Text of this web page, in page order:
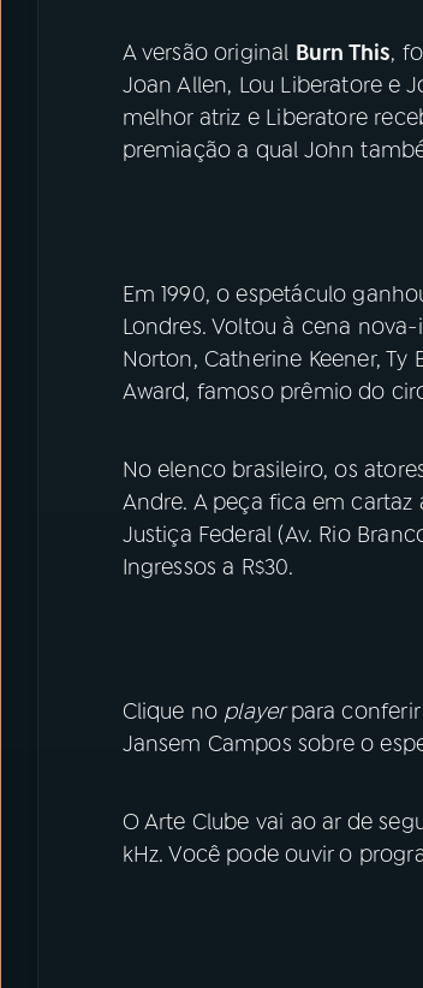
A versão original Burn This,
Joan Allen, Lou Liberatore e
melhor atriz e Liberatore
premiação a qual John
Em 1990, o espetáculo
Londres. Voltou à cena
Norton, Catherine Keener,
Award, famoso prêmio do
No elenco brasileiro, os
Andre. A peça fica em
Justiça Federal (Av. Rio
Ingressos a R$30.
Clique no playerpara
Jansem Campos sobre o
O Arte Clube vai ao ar de
kHz. Você pode ouvir o